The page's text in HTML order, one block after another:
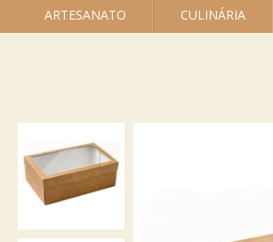
ARTESANATO CULINÁRIA